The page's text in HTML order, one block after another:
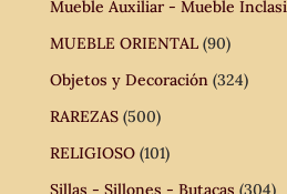
Mueble Auxiliar - Mueble
MUEBLE ORIENTAL (90)
Objetos y Decoración (324)
RAREZAS (500)
RELIGIOSO (101)
Sillas - Sillones - Butacas (304)